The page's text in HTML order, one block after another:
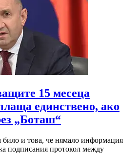
15 месеца
единствено, ако
„Боташ“
и това, че нямало информация
подписания протокол между